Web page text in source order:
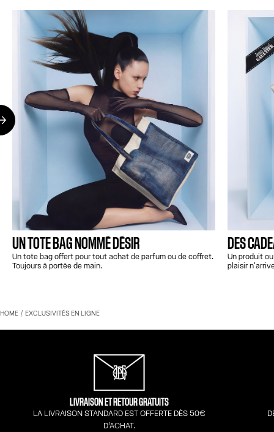
UN TOTE BAG NOMMÉ DÉSIR
Un tote bag offert pour tout achat de parfum ou de coffret.
Toujours à portée de main.
DES
Un produit
plaisir
HOME EXCLUSIVITÉS EN LIGNE
LIVRAISON ET RETOUR GRATUITS
LA LIVRAISON STANDARD EST OFFERTE DÈS 50€
D’ACHAT.